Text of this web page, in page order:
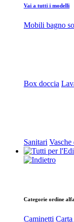
Vai a tutti i modelli
Mobili bagno
Box doccia
Sanitari Vasche
Categorie ordine
Caminetti Carta